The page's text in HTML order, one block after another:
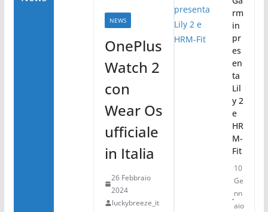
NEWS
OnePlus
Watch 2
con
Wear Os
ufficiale
in Italia
26 Febbraio
2024
luckybreeze_it
rm
in
pr
es
en
ta
Lil
y 2
e
HR
M-
Fit
10
Ge
nn
aio